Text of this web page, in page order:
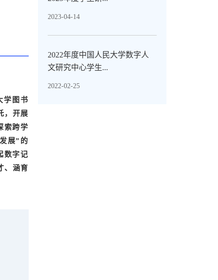
学图书
，开展
索跨学
展”的
数字记
、涵育
2023-04-14
2022年度中国人民大学数字人
文研究中心学生...
2022-02-25